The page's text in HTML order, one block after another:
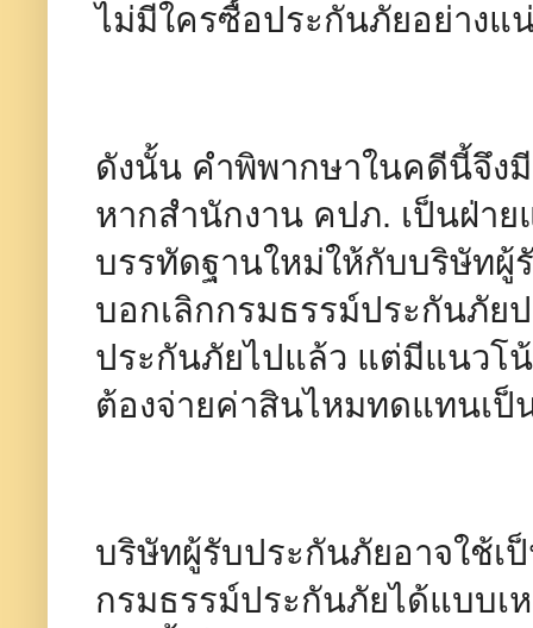
ไม่มีใครซื้อประกันภัยอย่างแ
ดังนั้น คำพิพากษาในคดีนี้จึง
หากสำนักงาน คปภ. เป็นฝ่า
บรรทัดฐานใหม่ให้กับบริษัทผู้
บอกเลิกกรมธรรม์ประกันภัย
ประกันภัยไปแล้ว แต่มีแนวโ
ต้องจ่ายค่าสินไหมทดแทนเป็
บริษัทผู้รับประกันภัยอาจใช้เ
กรมธรรม์ประกันภัยได้แบบเ